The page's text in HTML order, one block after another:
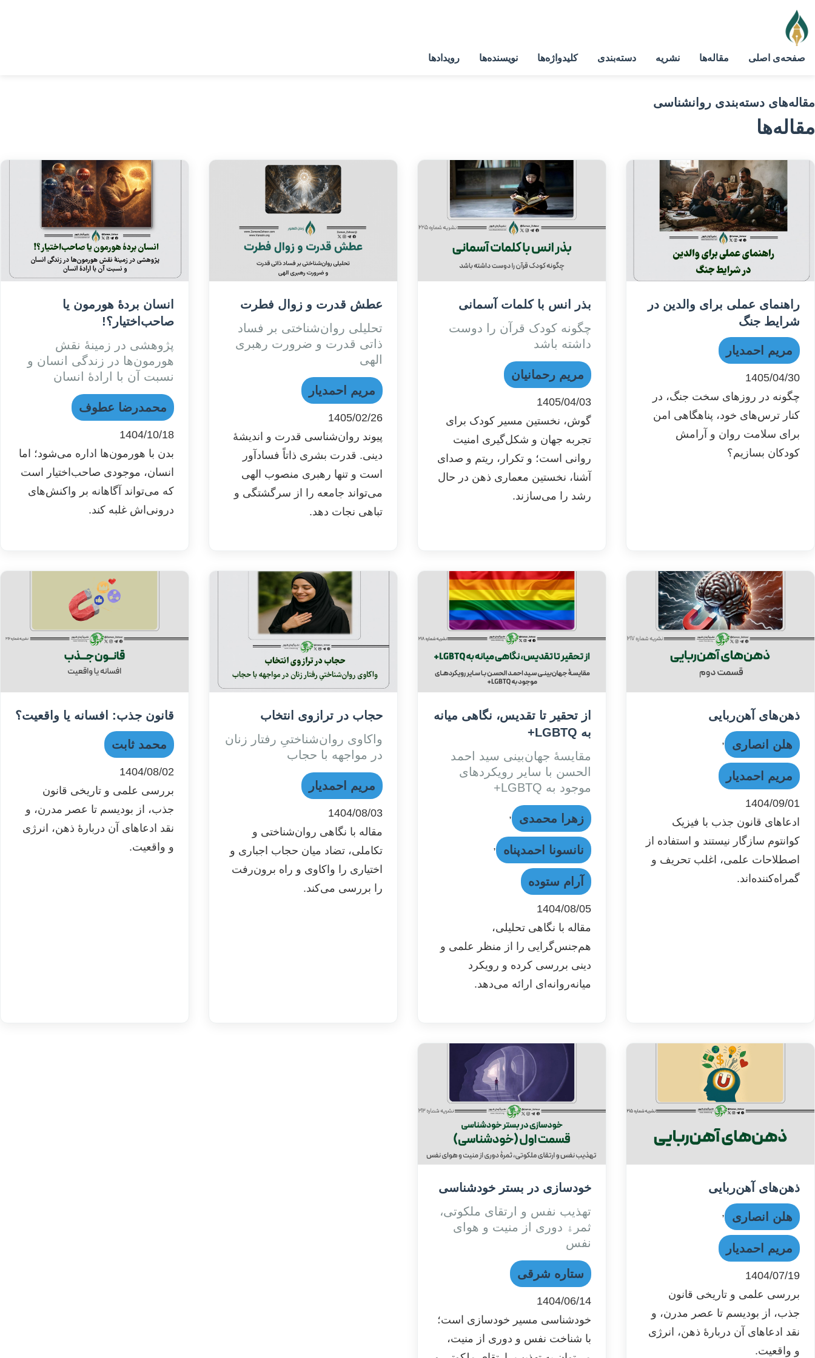
صفحه‌ی اصلی مقاله‌ها نشریه دسته‌بندی کلیدواژه‌ها نویسنده‌ها رویدادها
مقاله‌های دسته‌بندی روانشناسی
مقاله‌ها
راهنمای عملی برای والدین در
شرایط جنگ
مریم احمدیار
1405/04/30
چگونه در روزهای سخت جنگ، در
کنار ترس‌های خود، پناهگاهی امن
برای سلامت روان و آرامش
کودکان بسازیم؟
بذر انس با کلمات آسمانى
چگونه کودک قرآن را دوست
داشته باشد
مریم رحمانیان
1405/04/03
گوش، نخستین مسیر کودک برای
تجربه جهان و شکل‌گیری امنیت
روانی است؛ و تکرار، ریتم و صدای
آشنا، نخستین معماری ذهن در حال
رشد را می‌سازند.
عطش قدرت و زوال فطرت
تحلیلی روان‌شناختی بر فساد
ذاتی قدرت و ضرورت رهبری
الهی
مریم احمدیار
1405/02/26
پیوند روان‌شناسی قدرت و اندیشۀ
دینی. قدرت بشری ذاتاً فسادآور
است و تنها رهبری منصوب الهی
می‌تواند جامعه را از سرگشتگی و
تباهی نجات دهد.
انسان بردۀ هورمون یا
صاحب‌اختیار؟!
پژوهشی در زمینۀ نقش
هورمون‌ها در زندگی انسان و
نسبت آن با ارادۀ انسان
محمدرضا عطوف
1404/10/18
بدن با هورمون‌ها اداره می‌شود؛ اما
انسان، موجودی صاحب‌اختیار است
که می‌تواند آگاهانه بر واکنش‌های
درونی‌اش غلبه کند.
ذهن‌های آهن‌ربایی
هلن انصاری ,
مریم احمدیار
1404/09/01
ادعاهای قانون جذب با فیزیک
کوانتوم سازگار نیستند و استفاده از
اصطلاحات علمی، اغلب تحریف و
گمراه‌کننده‌اند.
از تحقیر تا تقدیس، نگاهی میانه
به LGBTQ+
مقایسۀ جهان‌بینی سید احمد
الحسن با سایر رویکردهای
موجود به LGBTQ+
زهرا محمدی ,
نانسونا احمدپناه ,
آرام ستوده
1404/08/05
مقاله با نگاهی تحلیلی،
هم‌جنس‌گرایی را از منظر علمی و
دینی بررسی کرده و رویکرد
میانه‌روانه‌ای ارائه می‌دهد.
حجاب در ترازوی انتخاب
واکاوی روان‌شناختیِ رفتار زنان
در مواجهه با حجاب
مریم احمدیار
1404/08/03
مقاله با نگاهی روان‌شناختی و
تکاملی، تضاد میان حجاب اجباری و
اختیاری را واکاوی و راه برون‌رفت
را بررسی می‌کند.
قانون جذب: افسانه یا واقعیت؟
محمد ثابت
1404/08/02
بررسی علمی و تاریخی قانون
جذب، از بودیسم تا عصر مدرن، و
نقد ادعاهای آن دربارهٔ ذهن، انرژی
و واقعیت.
ذهن‌های آهن‌ربایی
هلن انصاری ,
مریم احمدیار
1404/07/19
بررسی علمی و تاریخی قانون
جذب، از بودیسم تا عصر مدرن، و
نقد ادعاهای آن دربارهٔ ذهن، انرژی
و واقعیت.
خودسازی در بستر خودشناسی
تهذیب نفس و ارتقای ملکوتی،
ثمرﮤ دوری از منیت و هوای
نفس
ستاره شرقی
1404/06/14
خودشناسی مسیر خودسازی است؛
با شناخت نفس و دوری از منیت،